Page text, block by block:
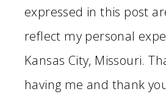
expressed in this post
reflect my personal
Kansas City, Missouri.
having me and thank